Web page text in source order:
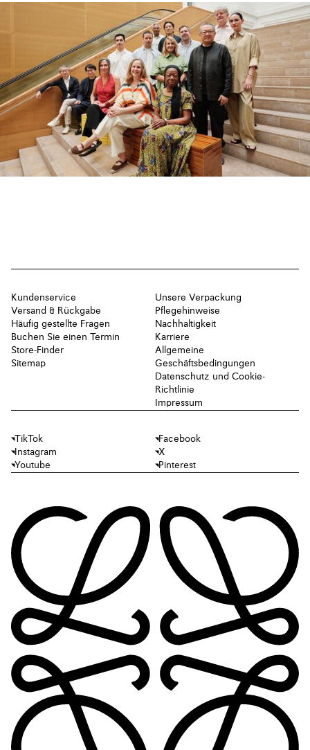
Kundenservice
Versand & Rückgabe
Häufig gestellte Fragen
Buchen Sie einen Termin
Store-Finder
Sitemap
Unsere Verpackung
Pflegehinweise
Nachhaltigkeit
Karriere
Allgemeine
Geschäftsbedingungen
Datenschutz und Cookie-
Richtlinie
Impressum
TikTok
Facebook
Instagram
X
Youtube
Pinterest